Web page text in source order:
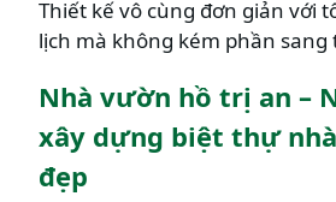
Thiết kế vô cùng đơn giản với
lịch mà không kém phần sang
Nhà vườn hồ trị an –
xây dựng biệt thự
đẹp